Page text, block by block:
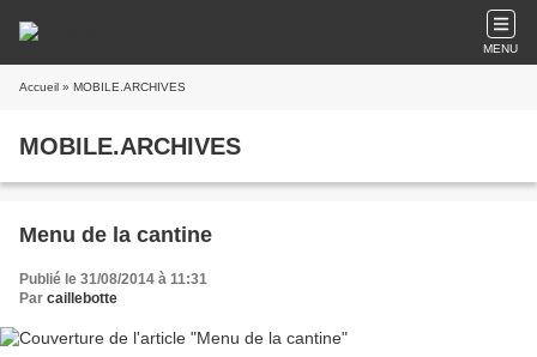
MENU
Accueil » MOBILE.ARCHIVES
MOBILE.ARCHIVES
Menu de la cantine
Publié le 31/08/2014 à 11:31
Par caillebotte